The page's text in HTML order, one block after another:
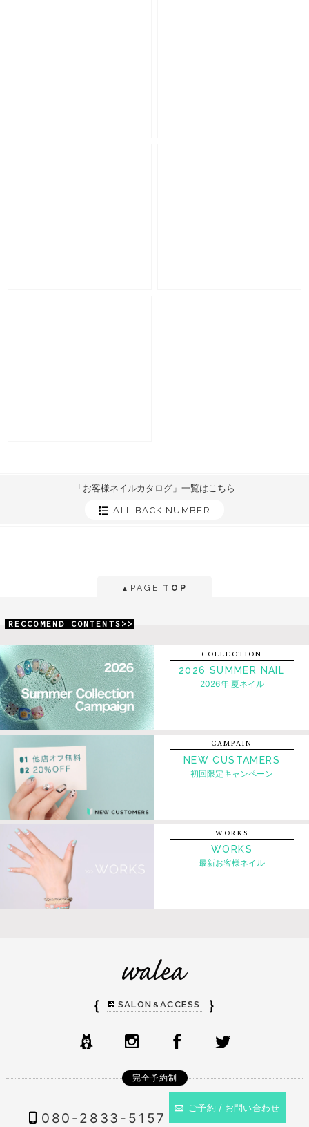
「お客様ネイルカタログ」一覧はこちら
ALL BACK NUMBER
▲ PAGE TOP
RECCOMEND CONTENTS>>
COLLECTION
2026 SUMMER NAIL
2026年 夏ネイル
CAMPAIN
NEW CUSTAMERS
初回限定キャンペーン
WORKS
WORKS
最新お客様ネイル
｛ SALON &ACCESS ｝
完全予約制
080-2833-5157
ご予約 / お問い合わせ